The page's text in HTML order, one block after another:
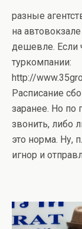
разные
на
дешевле. Если
туркомпании:
http://
Расписание
заранее. Но по
звонить, либо
это норма. Ну,
игнор и